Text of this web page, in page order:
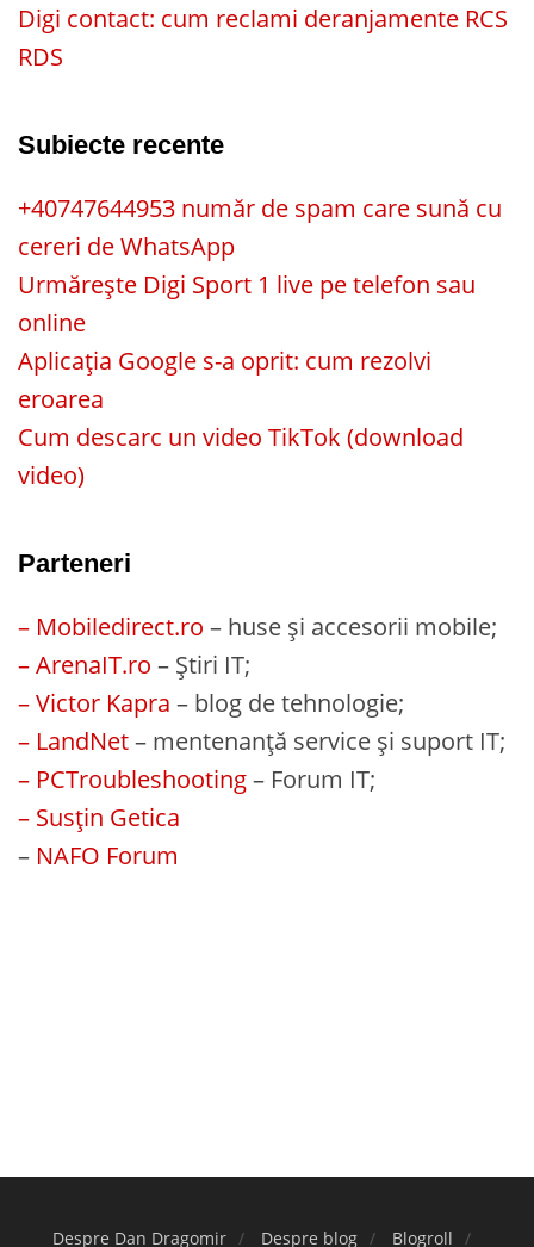
Digi contact: cum reclami deranjamente RCS
RDS
Subiecte recente
+40747644953 număr de spam care sună cu
cereri de WhatsApp
Urmărește Digi Sport 1 live pe telefon sau
online
Aplicația Google s-a oprit: cum rezolvi
eroarea
Cum descarc un video TikTok (download
video)
Parteneri
– Mobiledirect.ro – huse și accesorii mobile;
– ArenaIT.ro – Știri IT;
– Victor Kapra – blog de tehnologie;
– LandNet– mentenanță service și suport IT;
– PCTroubleshooting– Forum IT;
– Susțin Getica
– NAFO Forum
Despre Dan Dragomir Despre blog Blogroll